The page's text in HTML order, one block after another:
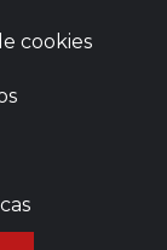
cookies